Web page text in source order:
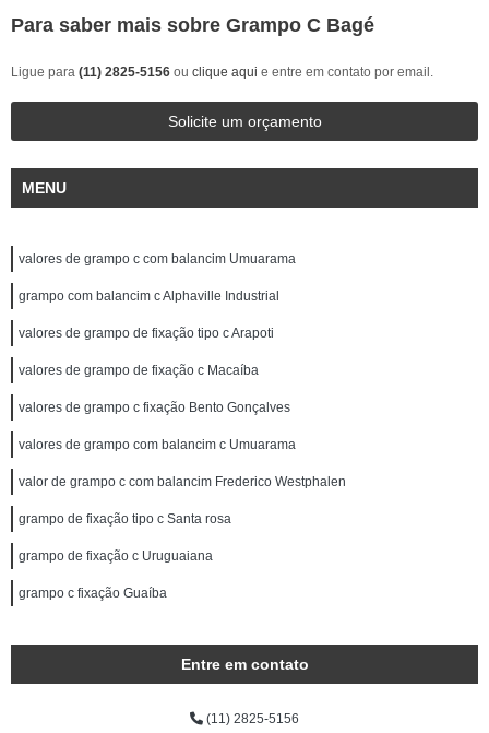
Para saber mais sobre Grampo C Bagé
Ligue para (11) 2825-5156 ou clique aqui e entre em contato por email.
Solicite um orçamento
MENU
valores de grampo c com balancim Umuarama
grampo com balancim c Alphaville Industrial
valores de grampo de fixação tipo c Arapoti
valores de grampo de fixação c Macaíba
valores de grampo c fixação Bento Gonçalves
valores de grampo com balancim c Umuarama
valor de grampo c com balancim Frederico Westphalen
grampo de fixação tipo c Santa rosa
grampo de fixação c Uruguaiana
grampo c fixação Guaíba
Entre em contato
(11) 2825-5156